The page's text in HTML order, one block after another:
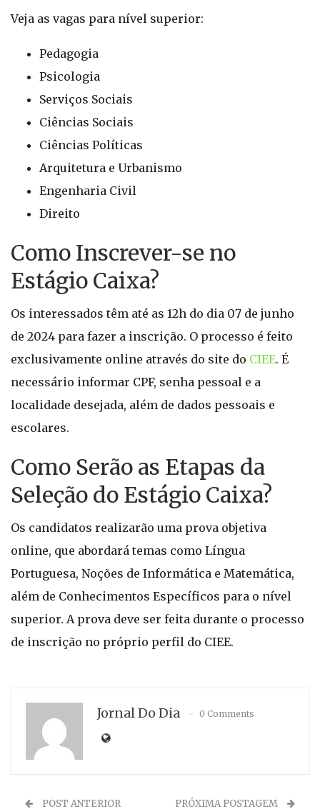
Veja as vagas para nível superior:
Pedagogia
Psicologia
Serviços Sociais
Ciências Sociais
Ciências Políticas
Arquitetura e Urbanismo
Engenharia Civil
Direito
Como Inscrever-se no
Estágio Caixa?
Os interessados têm até as 12h do dia 07 de junho
de 2024 para fazer a inscrição. O processo é feito
exclusivamente online através do site do CIEE. É
necessário informar CPF, senha pessoal e a
localidade desejada, além de dados pessoais e
escolares.
Como Serão as Etapas da
Seleção do Estágio Caixa?
Os candidatos realizarão uma prova objetiva
online, que abordará temas como Língua
Portuguesa, Noções de Informática e Matemática,
além de Conhecimentos Específicos para o nível
superior. A prova deve ser feita durante o processo
de inscrição no próprio perfil do CIEE.
Jornal Do Dia 0 Comments
POST ANTERIOR PRÓXIMA POSTAGEM